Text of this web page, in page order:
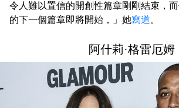
令人難以置信的開創性篇章剛剛結束，
的下一個篇章即將開始，」她寫道。
阿什莉·格雷厄姆